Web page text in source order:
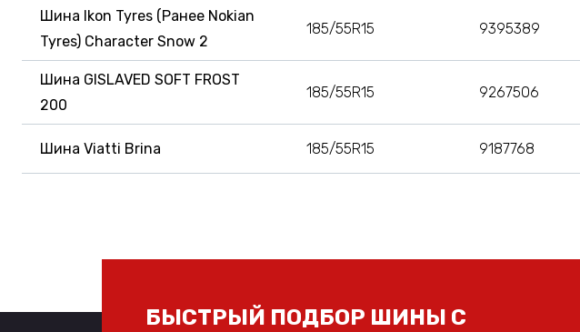
Шина Ikon Tyres (Ранее Nokian
Tyres) Character Snow 2
185/55R15 9395389
Шина GISLAVED SOFT FROST
200
185/55R15 9267506
Шина Viatti Brina 185/55R15 9187768
БЫСТРЫЙ ПОДБОР ШИНЫ С